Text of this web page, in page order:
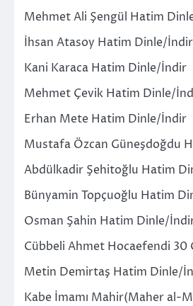
Mehmet Ali Şengül Hatim
İhsan Atasoy Hatim Dinle/İndir
Kani Karaca Hatim Dinle/İndir
Mehmet Çevik Hatim Dinle/
Erhan Mete Hatim Dinle/İndir
Mustafa Özcan Güneşdoğdu
Abdülkadir Şehitoğlu Hatim
Bünyamin Topçuoğlu Hatim
Osman Şahin Hatim Dinle/
Cübbeli Ahmet Hocaefendi 30
Metin Demirtaş Hatim Dinle/
Kabe İmamı Mahir(Maher al-